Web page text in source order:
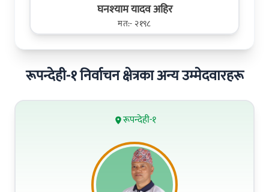
घनश्‍याम यादव अहिर
मत:- २१९८
रूपन्देही-१ निर्वाचन क्षेत्रका अन्य उम्मेदवारहरू
रूपन्देही-१